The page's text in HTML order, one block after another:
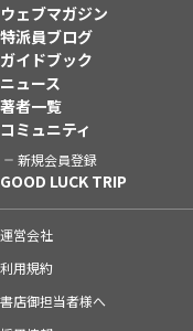
ウェブマガジン
特派員ブログ
ガイドブック
ニュース
著者一覧
コミュニティ
新規会員登録
GOOD LUCK TRIP
運営会社
利用規約
書店御担当者様へ